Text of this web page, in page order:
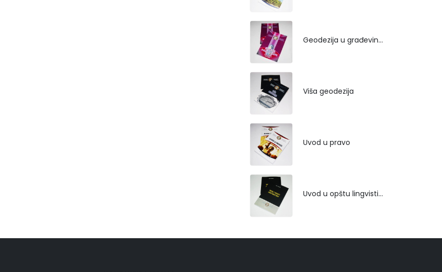
Geodezija u građevinarstvu
Viša geodezija
Uvod u pravo
Uvod u opštu lingvistiku